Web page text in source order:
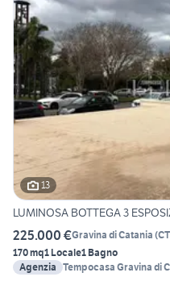
13
LUMINOSA BOTTEGA 3
225.000 €Gravina di Catania (CT
170 mq1 Locale1 Bagno
Agenzia Tempocasa Gravina di